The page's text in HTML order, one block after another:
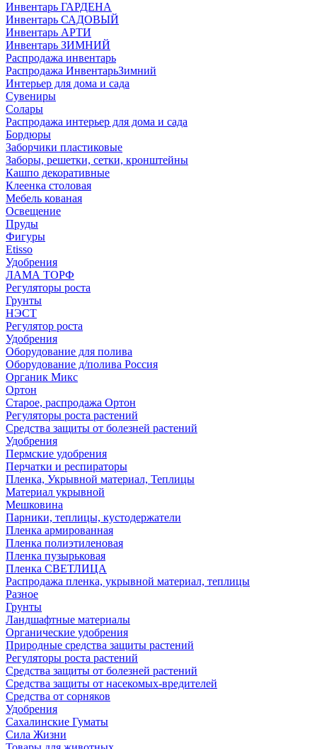
Инвентарь ГАРДЕНА
Инвентарь САДОВЫЙ
Инвентарь АРТИ
Инвентарь ЗИМНИЙ
Распродажа инвентарь
Распродажа ИнвентарьЗимний
Интерьер для дома и сада
Сувениры
Солары
Распродажа интерьер для дома и сада
Бордюры
Заборчики пластиковые
Заборы, решетки, сетки, кронштейны
Кашпо декоративные
Клеенка столовая
Мебель кованая
Освещение
Пруды
Фигуры
Etisso
Удобрения
ЛАМА ТОРФ
Регуляторы роста
Грунты
НЭСТ
Регулятор роста
Удобрения
Оборудование для полива
Оборудование д/полива Россия
Органик Микс
Ортон
Старое, распродажа Ортон
Регуляторы роста растений
Средства защиты от болезней растений
Удобрения
Пермские удобрения
Перчатки и респираторы
Пленка, Укрывной материал, Теплицы
Материал укрывной
Мешковина
Парники, теплицы, кустодержатели
Пленка армированная
Пленка полиэтиленовая
Пленка пузырьковая
Пленка СВЕТЛИЦА
Распродажа пленка, укрывной материал, теплицы
Разное
Грунты
Ландшафтные материалы
Органические удобрения
Природные средства защиты растений
Регуляторы роста растений
Средства защиты от болезней растений
Средства защиты от насекомых-вредителей
Средства от сорняков
Удобрения
Сахалинские Гуматы
Сила Жизни